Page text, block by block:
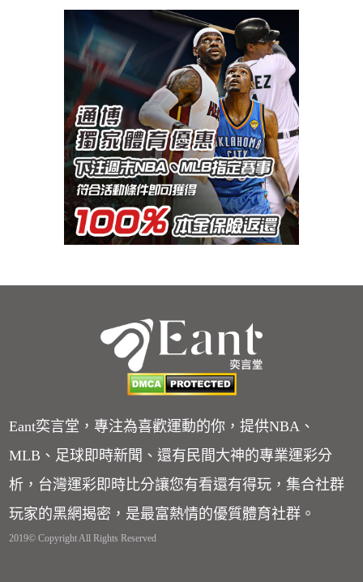
Eant奕言堂，專注為喜歡運動的你，提供NBA、
MLB、足球即時新聞、還有民間大神的專業運彩分
析，台灣運彩即時比分讓您有看還有得玩，集合社群
玩家的黑網揭密，是最富熱情的優質體育社群。
2019© Copyright All Rights Reserved